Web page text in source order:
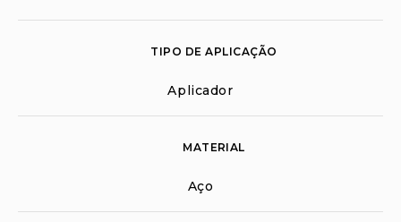
TIPO DE APLICAÇÃO
Aplicador
MATERIAL
Aço